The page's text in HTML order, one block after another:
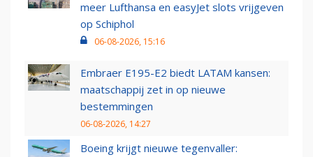
meer Lufthansa en easyJet slots vrijgeven
op Schiphol
06-08-2026, 15:16
Embraer E195-E2 biedt LATAM kansen:
maatschappij zet in op nieuwe
bestemmingen
06-08-2026, 14:27
Boeing krijgt nieuwe tegenvaller: